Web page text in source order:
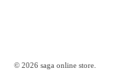
© 2026 saga online store.